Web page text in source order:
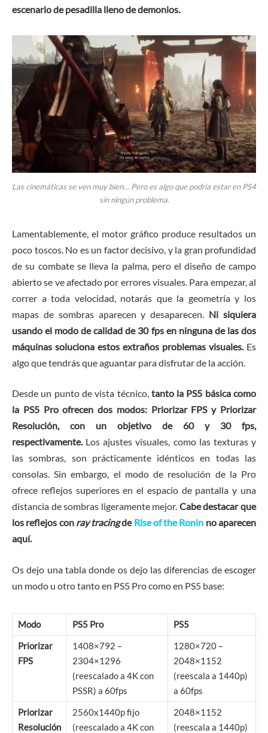
escenario de pesadilla lleno de demonios.
Las cinemáticas se ven muy bien… Pero es algo que podría estar en PS4
sin ningún problema.
Lamentablemente, el motor gráfico produce resultados un
poco toscos. No es un factor decisivo, y la gran profundidad
de su combate se lleva la palma, pero el diseño de campo
abierto se ve afectado por errores visuales. Para empezar, al
correr a toda velocidad, notarás que la geometría y los
mapas de sombras aparecen y desaparecen. Ni siquiera
usando el modo de calidad de 30 fps en ninguna de las dos
máquinas soluciona estos extraños problemas visuales. Es
algo que tendrás que aguantar para disfrutar de la acción.
Desde un punto de vista técnico,tanto la PS5 básica como
la PS5 Pro ofrecen dos modos: Priorizar FPS y Priorizar
Resolución, con un objetivo de 60 y 30 fps,
respectivamente.Los ajustes visuales, como las texturas y
las sombras, son prácticamente idénticos en todas las
consolas. Sin embargo, el modo de resolución de la Pro
ofrece reflejos superiores en el espacio de pantalla y una
distancia de sombras ligeramente mejor. Cabe destacar que
los reflejos con ray tracingdeRise of the Ronin no aparecen
aquí.
Os dejo una tabla donde os dejo las diferencias de escoger
un modo u otro tanto en PS5 Pro como en PS5 base:
Modo PS5 Pro
PS5
Priorizar
FPS
1408×792 –
2304×1296
(reescalado a 4K con
PSSR) a 60fps
1280×720 –
2048×1152
(reescala a 1440p)
a 60fps
Priorizar
Resolución
2560x1440p fijo
(reescalado a 4K con
2048×1152
(reescala a 1440p)